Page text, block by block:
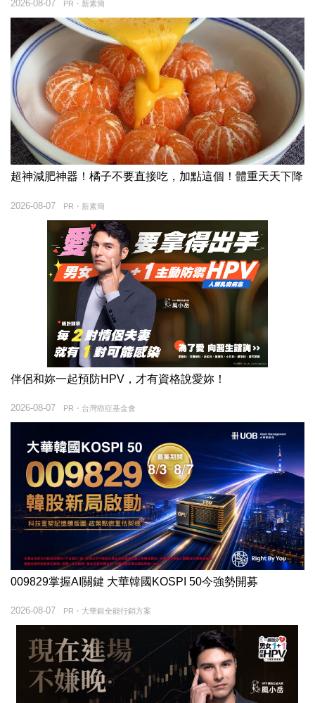
PR・新素簡
2026-08-07
超神減肥神器！橘子不要直接吃，加點這個！體重天天下降
PR・新素簡
2026-08-07
伴侶和妳一起預防HPV，才有資格說愛妳！
PR・台灣癌症基金會
2026-08-07
009829掌握AI關鍵 大華韓國KOSPI 50今強勢開募
PR・大華銀全能行銷方案
2026-08-07